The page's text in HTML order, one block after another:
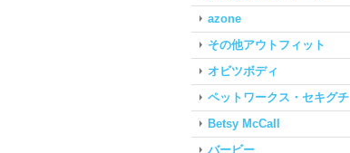
azone
その他アウトフィット
オビツボディ
ペットワークス・セキグチ
Betsy McCall
バービー